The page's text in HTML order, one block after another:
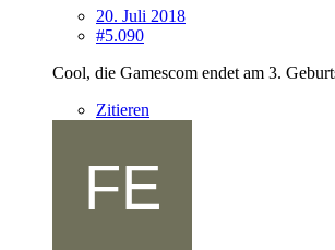
20. Juli 2018
#5.090
Cool, die Gamescom endet am 3.
Zitieren